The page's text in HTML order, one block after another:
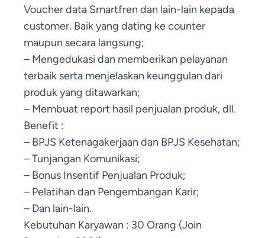
Voucher data Smartfren dan lain-lain kepada
customer. Baik yang dating ke counter
maupun secara langsung;
– Mengedukasi dan memberikan pelayanan
terbaik serta menjelaskan keunggulan dari
produk yang ditawarkan;
– Membuat report hasil penjualan produk, dll.
Benefit :
– BPJS Ketenagakerjaan dan BPJS Kesehatan;
– Tunjangan Komunikasi;
– Bonus Insentif Penjualan Produk;
– Pelatihan dan Pengembangan Karir;
– Dan lain-lain.
Kebutuhan Karyawan : 30 Orang (Join